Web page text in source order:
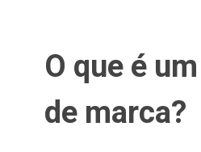
O que é
de marca?